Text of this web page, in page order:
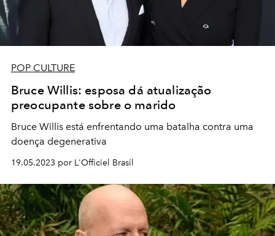
POP CULTURE
Bruce Willis: esposa dá atualização
preocupante sobre o marido
Bruce Willis está enfrentando uma batalha contra uma
doença degenerativa
19.05.2023 por L'Officiel Brasil